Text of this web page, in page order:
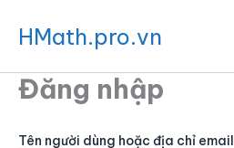
dung
HMath.pro.vn
Đăng nhập
Tên người dùng hoặc địa chỉ email